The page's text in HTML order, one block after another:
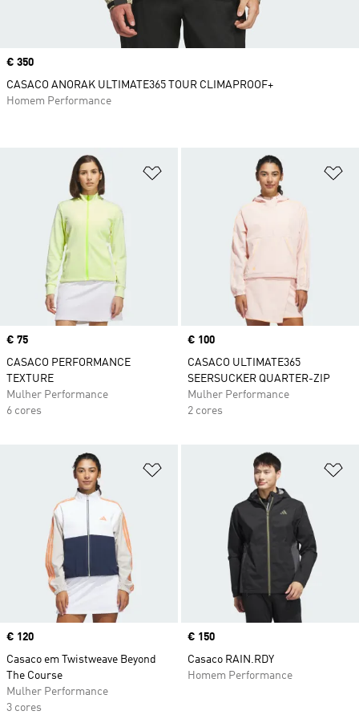
Adicionar à Lista de Desejos
Price
€ 75
CASACO PERFORMANCE
TEXTURE
Mulher Performance
6 cores
Price
€ 100
CASACO ULTIMATE365
SEERSUCKER QUARTER-ZIP
Mulher Performance
2 cores
Adicionar à Lista de Desejos
Price
€ 120
Casaco em Twistweave Beyond
The Course
Mulher Performance
3 cores
Price
€ 150
Casaco RAIN.RDY
Homem Performance
Price
€ 350
CASACO ANORAK ULTIMATE365 TOUR CLIMAPROOF+
Homem Performance